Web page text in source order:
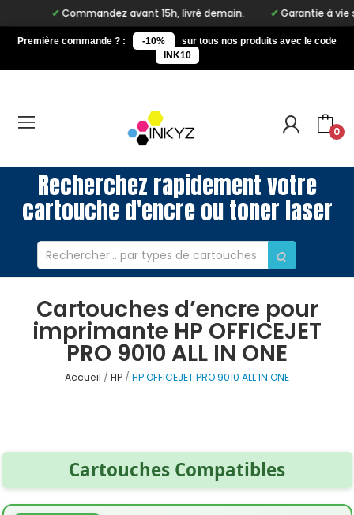
Commandez avant 15h, livré demain. Garantie à vie sur
Première commande ? : -10%
sur tous nos produits avec le code
INK10
0
Recherchez rapidement votre
cartouche d'encre ou toner laser
Cartouches d’encre pour
imprimante HP OFFICEJET
PRO 9010 ALL IN ONE
Accueil HP HP OFFICEJET PRO 9010 ALL IN ONE
Cartouches Compatibles